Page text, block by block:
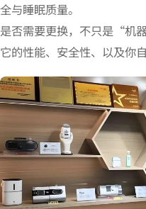
全与睡眠质量。
是否需要更换，不只是“机
它的性能、安全性、以及你